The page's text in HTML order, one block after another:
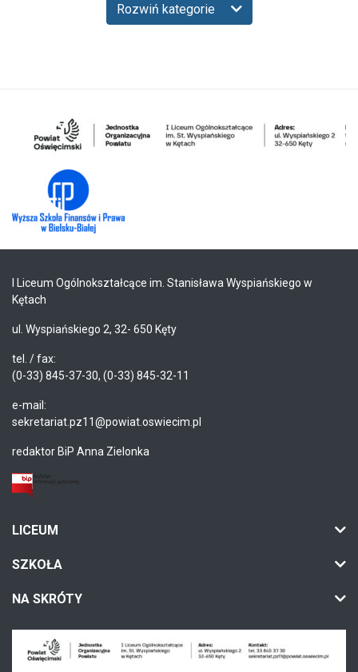
Rozwiń kategorie
I Liceum Ogólnokształcące im. Stanisława Wyspiańskiego w
Kętach
ul. Wyspiańskiego 2, 32- 650 Kęty
tel. / fax:
(0-33) 845-37-30, (0-33) 845-32-11
e-mail:
sekretariat.pz11@powiat.oswiecim.pl
redaktor BiP Anna Zielonka
LICEUM
SZKOŁA
NA SKRÓTY